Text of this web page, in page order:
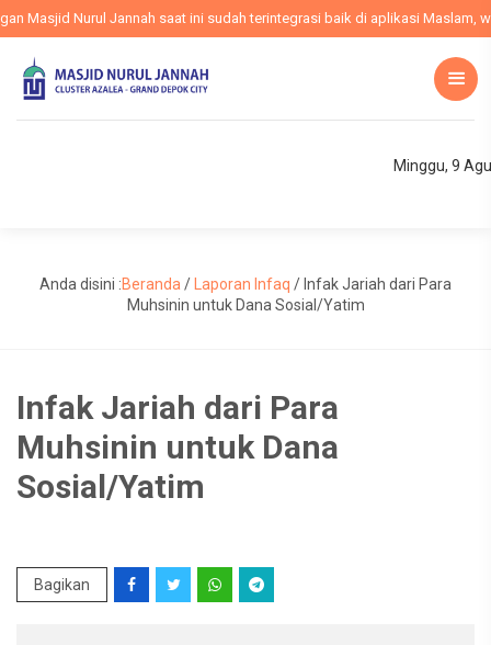
Masjid Nurul Jannah saat ini sudah terintegrasi baik di aplikasi Maslam,
Minggu, 9
Anda disini :Beranda / Laporan Infaq / Infak Jariah dari Para
Muhsinin untuk Dana Sosial/Yatim
Infak Jariah dari Para
Muhsinin untuk Dana
Sosial/Yatim
Bagikan